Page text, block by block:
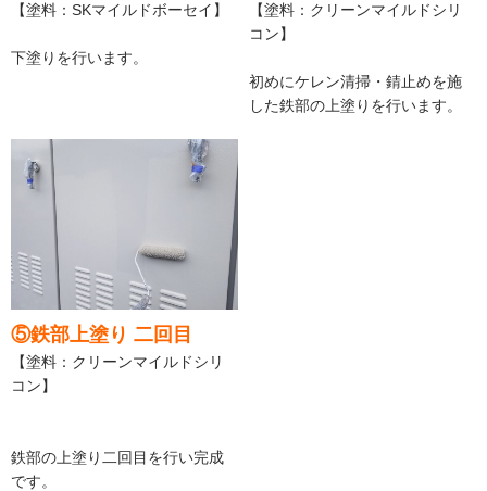
【塗料：SKマイルドボーセイ】
下塗りを行います。
【塗料：クリーンマイルドシリ
コン】
初めにケレン清掃・錆止めを施
した鉄部の上塗りを行います。
⑤鉄部上塗り 二回目
【塗料：クリーンマイルドシリ
コン】
鉄部の上塗り二回目を行い完成
です。